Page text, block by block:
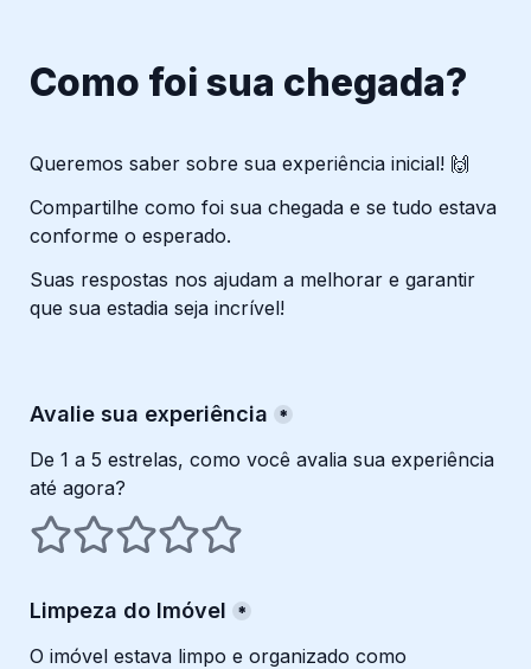
Como foi sua chegada?
Queremos saber sobre sua experiência inicial! 🙌
Compartilhe como foi sua chegada e se tudo estava
conforme o esperado.
Suas respostas nos ajudam a melhorar e garantir
que sua estadia seja incrível!
Avalie sua experiência *
De 1 a 5 estrelas, como você avalia sua experiência
até agora?
1 estrelas2 estrelas3 estrelas
4 estrelas5 estrelas
Limpeza do Imóvel *
O imóvel estava limpo e organizado como